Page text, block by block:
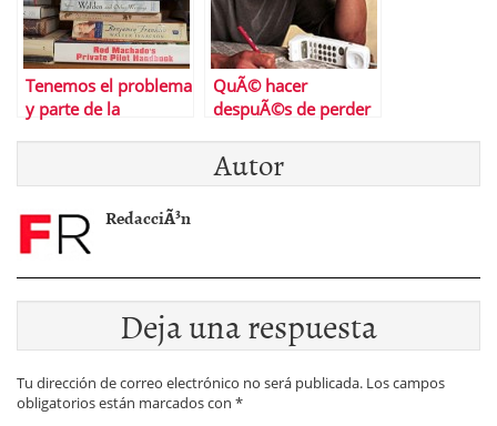
Tenemos el problema
y parte de la
QuÃ© hacer
despuÃ©s de perder
Autor
RedacciÃ³n
Deja una respuesta
Tu dirección de correo electrónico no será publicada. Los campos
obligatorios están marcados con *